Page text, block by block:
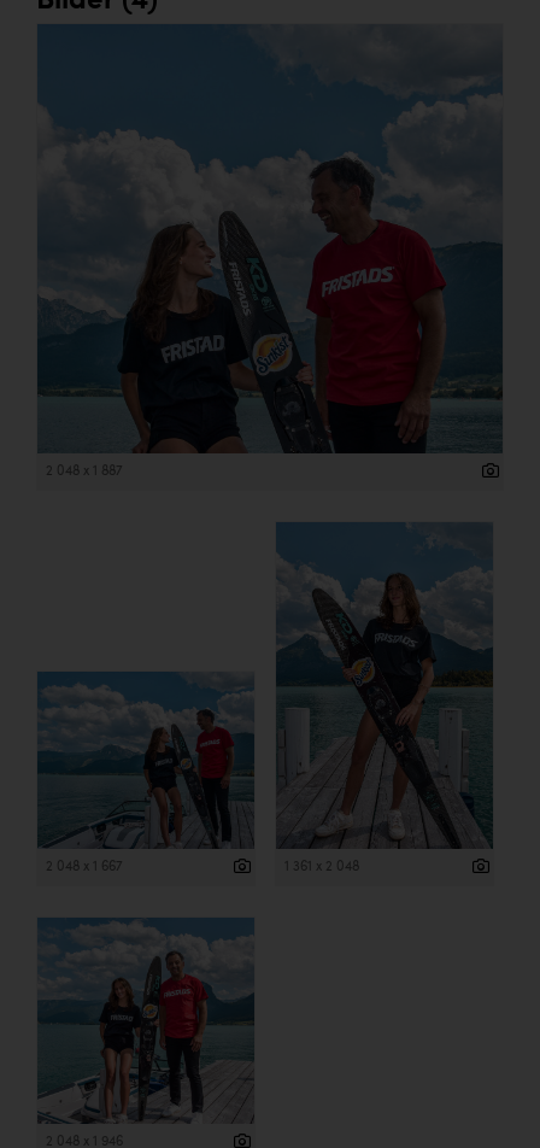
2 048 x 1 887
2 048 x 1 667 1 361 x 2 048
2 048 x 1 946